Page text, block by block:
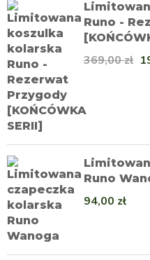
Runo -
369,00zł
Runo
94,00 zł